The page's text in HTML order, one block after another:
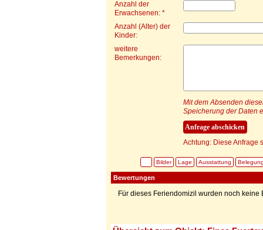
Anzahl der
Erwachsenen: *
Anzahl (Alter) der
Kinder:
weitere
Bemerkungen:
Mit dem Absenden
Speicherung der Daten
Achtung: Diese Anfrage
Bilder Lage Ausstattung
Bewertungen
Für dieses Feriendomizil wurden noch